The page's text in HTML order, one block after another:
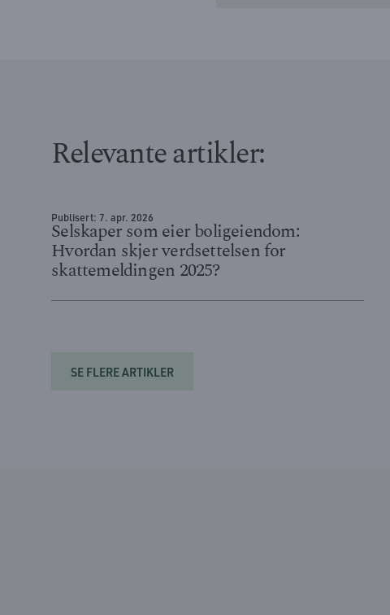
Relevante artikler:
Publisert: 7. apr. 2026
Selskaper som eier boligeiendom:
Hvordan skjer verdsettelsen for
skattemeldingen 2025?
SE FLERE ARTIKLER